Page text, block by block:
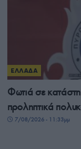
ΕΛΛΑΔΑ
Φωτιά σε
προληπτικά
7/08/2026 - 11:33μμ